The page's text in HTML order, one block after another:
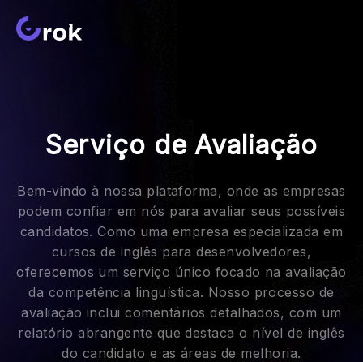
Serviço de Avaliação
Bem-vindo à nossa plataforma, onde as empresas
podem confiar em nós para avaliar seus possíveis
candidatos. Como uma empresa especializada em
cursos de inglês para desenvolvedores,
oferecemos um serviço único focado na avaliação
da competência linguística. Nosso processo de
avaliação inclui comentários detalhados, com um
relatório abrangente que destaca o nível de inglês
do candidato e as áreas de melhoria.